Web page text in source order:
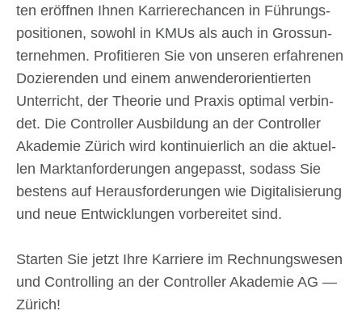
ten eröff­nen Ihnen Kar­rie­re­chan­cen in Füh­rungs­
po­si­tio­nen, sowohl in KMUs als auch in Gross­un­
ter­neh­men. Pro­fi­tie­ren Sie von unse­ren erfah­re­nen
Dozie­ren­den und einem anwen­der­ori­en­tier­ten
Unter­richt, der Theo­rie und Pra­xis opti­mal ver­bin­
det. Die Con­trol­ler Aus­bil­dung an der Con­trol­ler
Aka­de­mie Zürich wird kon­ti­nu­ier­lich an die aktu­el­
len Markt­an­for­de­run­gen ange­passt, sodass Sie
bestens auf Her­aus­for­de­run­gen wie Digi­ta­li­sie­rung
und neue Ent­wick­lun­gen vor­be­rei­tet sind.
Star­ten Sie jetzt Ihre Kar­rie­re im Rech­nungs­we­sen
und Con­trol­ling an der Con­trol­ler Aka­de­mie AG —
Zürich!